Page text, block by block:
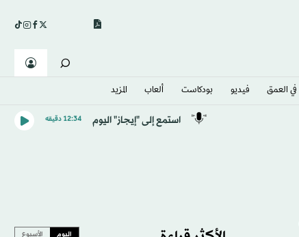
في العمق فيديو بودكاست ألعاب المزيد
استمع إلى "إيجاز" اليوم 12:34 دقيقه
اليوم الأسبوع